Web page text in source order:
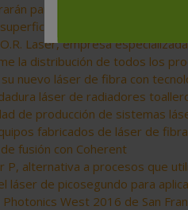
para acercar a la industria
con láser excimer
Laser, empresa
la distribución de todos los
nuevo láser de fibra con
láser de radiadores
de producción de sistemas
fabricados de láser de fibra
fusión con Coherent
P, alternativa a procesos que
láser de picosegundo para
West 2016 de San